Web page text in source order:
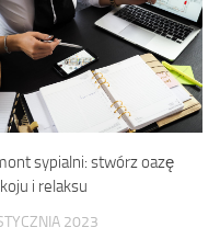
sypialni: stwórz oazę
i relaksu
2023